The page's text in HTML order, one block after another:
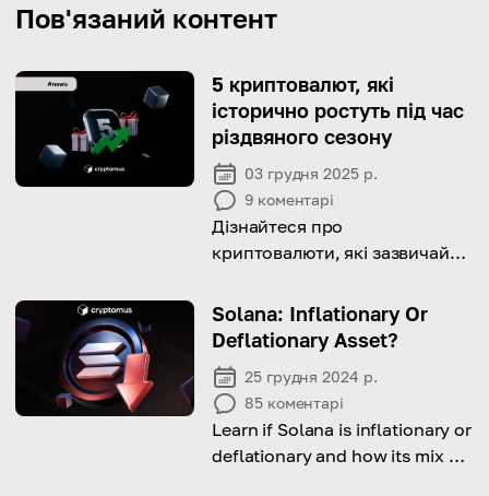
Пов'язаний контент
5 криптовалют, які
історично ростуть під час
різдвяного сезону
03 грудня 2025 р.
9 коментарі
Дізнайтеся про
криптовалюти, які зазвичай
стоїть за їхніми сезонними
приростами.
Solana: Inflationary Or
Deflationary Asset?
25 грудня 2024 р.
85 коментарі
Learn if Solana is inflationary or
deflationary and how its mix of